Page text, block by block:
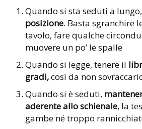
Quando si sta seduti a lungo,
posizione. Basta sgranchire
tavolo, fare qualche
muovere un po’ le spalle
Quando si legge, tenere il
gradi,così da non
Quando si è seduti,
aderente allo schienale, la
gambe né troppo